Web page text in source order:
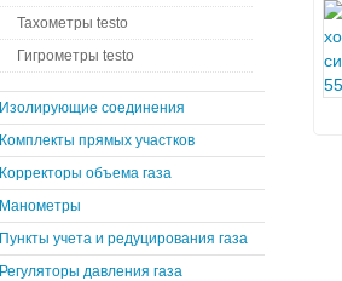
Тахометры testo
Гигрометры testo
Изолирующие соединения
Комплекты прямых участков
Корректоры объема газа
Манометры
Пункты учета и редуцирования газа
Регуляторы давления газа